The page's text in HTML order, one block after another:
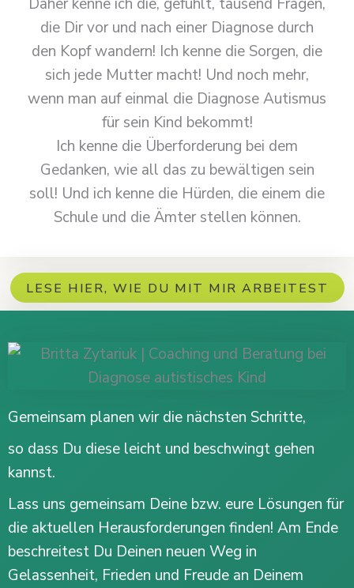
Daher kenne ich die, gefühlt, tausend Fragen,
die Dir vor und nach einer Diagnose durch
den Kopf wandern! Ich kenne die Sorgen, die
sich jede Mutter macht! Und noch mehr,
wenn man auf einmal die Diagnose Autismus
für sein Kind bekommt!
Ich kenne die Überforderung bei dem
Gedanken, wie all das zu bewältigen sein
soll! Und ich kenne die Hürden, die einem die
Schule und die Ämter stellen können.
LESE HIER, WIE DU MIT MIR ARBEITEST
Gemeinsam planen wir die nächsten Schritte,
so dass Du diese leicht und beschwingt gehen
kannst.
Lass uns gemeinsam Deine bzw. eure Lösungen für
die aktuellen Herausforderungen finden! Am Ende
beschreitest Du Deinen neuen Weg in
Gelassenheit, Frieden und Freude an Deinem